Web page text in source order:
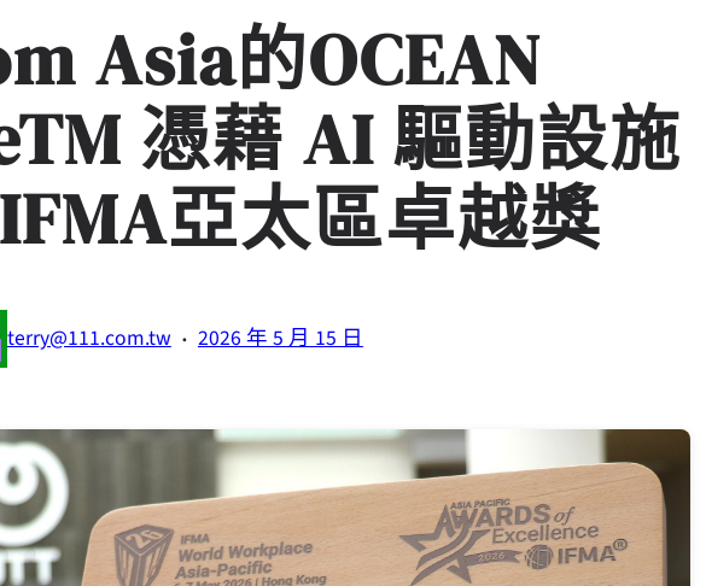
Asia的OCEAN
憑藉 AI 驅動設施
亞太區卓越獎
terry@111.com.tw · 2026 年 5 月 15 日